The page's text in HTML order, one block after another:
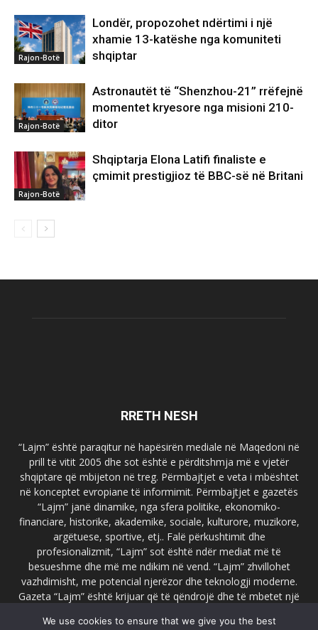
Rajon-Botë
Londër, propozohet ndërtimi i një
xhamie 13-katëshe nga komuniteti
shqiptar
Rajon-Botë
Astronautët të “Shenzhou-21” rrëfejnë
momentet kryesore nga misioni 210-
ditor
Rajon-Botë
Shqiptarja Elona Latifi finaliste e
çmimit prestigjioz të BBC-së në Britani
RRETH NESH
“Lajm” është paraqitur në hapësirën mediale në Maqedoni në
prill të vitit 2005 dhe sot është e përditshmja më e vjetër
shqiptare që mbijeton në treg. Përmbajtjet e veta i mbështet
në konceptet evropiane të informimit. Përmbajtjet e gazetës
“Lajm” janë dinamike, nga sfera politike, ekonomiko-
financiare, historike, akademike, sociale, kulturore, muzikore,
argëtuese, sportive, etj.. Falë përkushtimit dhe
profesionalizmit, “Lajm” sot është ndër mediat më të
besueshme dhe më me ndikim në vend. “Lajm” zhvillohet
vazhdimisht, me potencial njerëzor dhe teknologji moderne.
Gazeta “Lajm” është krijuar që të qëndrojë dhe të mbetet një
faqja zyrtare e gazetës “Lajm”, www.lajmpress.org është një
We use cookies to ensure that we give you the best